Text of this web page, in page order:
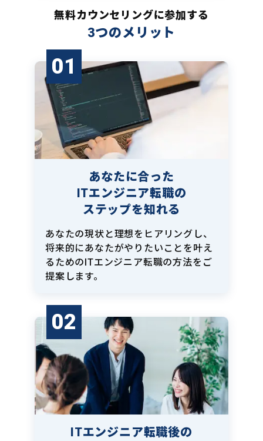
無料カウンセリングに参加する
3つのメリット
01
あなたに合った
ITエンジニア転職の
ステップを知れる
あなたの現状と理想をヒアリングし、
将来的にあなたがやりたいことを叶え
るためのITエンジニア転職の方法をご
提案します。
02
ITエンジニア転職後の